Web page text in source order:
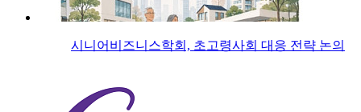
시니어비즈니스학회, 초고령사회 대응 전략 논의